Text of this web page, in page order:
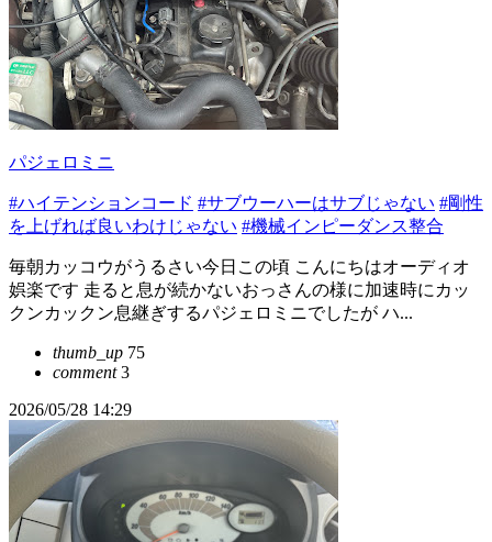
パジェロミニ
#ハイテンションコード #サブウーハーはサブじゃない #剛性
を上げれば良いわけじゃない #機械インピーダンス整合
毎朝カッコウがうるさい今日この頃 こんにちはオーディオ
娯楽です 走ると息が続かないおっさんの様に加速時にカッ
クンカックン息継ぎするパジェロミニでしたが ハ...
thumb_up 75
comment3
2026/05/28 14:29